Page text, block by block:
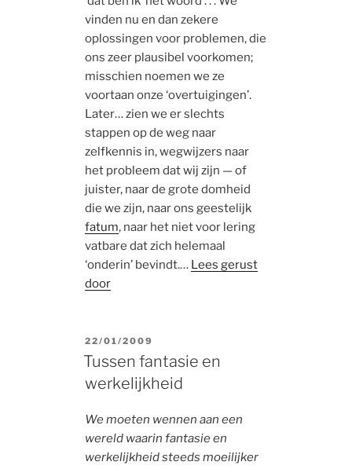
vinden nu en dan zekere
oplossingen voor problemen, die
ons zeer plausibel voorkomen;
misschien noemen we ze
voortaan onze ‘overtuigingen’.
Later… zien we er slechts
stappen op de weg naar
zelfkennis in, wegwijzers naar
het probleem dat wij zijn — of
juister, naar de grote domheid
die we zijn, naar ons geestelijk
fatum, naar het niet voor lering
vatbare dat zich helemaal
‘onderin’ bevindt.… Lees gerust
door
POSTED
ON
22/01/2009
Tussen fantasie en
werkelijkheid
We moeten wennen aan een
wereld waarin fantasie en
werkelijkheid steeds moeilijker